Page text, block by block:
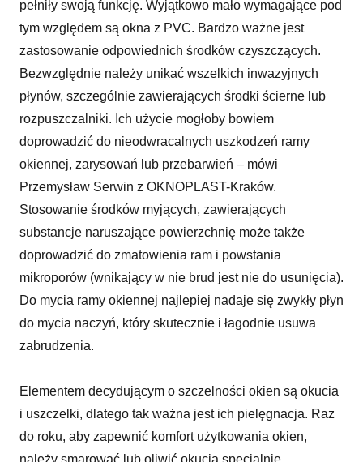
pełniły swoją funkcję. Wyjątkowo mało wymagające pod
tym względem są okna z PVC. Bardzo ważne jest
zastosowanie odpowiednich środków czyszczących.
Bezwzględnie należy unikać wszelkich inwazyjnych
płynów, szczególnie zawierających środki ścierne lub
rozpuszczalniki. Ich użycie mogłoby bowiem
doprowadzić do nieodwracalnych uszkodzeń ramy
okiennej, zarysowań lub przebarwień – mówi
Przemysław Serwin z OKNOPLAST-Kraków.
Stosowanie środków myjących, zawierających
substancje naruszające powierzchnię może także
doprowadzić do zmatowienia ram i powstania
mikroporów (wnikający w nie brud jest nie do usunięcia).
Do mycia ramy okiennej najlepiej nadaje się zwykły płyn
do mycia naczyń, który skutecznie i łagodnie usuwa
zabrudzenia.
Elementem decydującym o szczelności okien są okucia
i uszczelki, dlatego tak ważna jest ich pielęgnacja. Raz
do roku, aby zapewnić komfort użytkowania okien,
należy smarować lub oliwić okucia specjalnie